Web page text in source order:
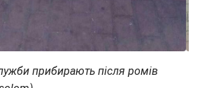
прибирають після ромів